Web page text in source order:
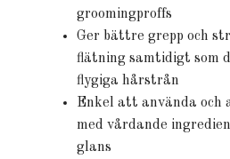
groomingproffs
Ger bättre grepp och
flätning samtidigt som
flygiga hårstrån
Enkel att använda och
med vårdande
glans